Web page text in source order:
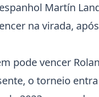
Martín
na virada,
pode vencer
o torneio